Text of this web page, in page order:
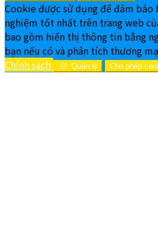
Cookie được sử dụng để đảm bảo
nghiệm tốt nhất trên trang web
bao gồm hiển thị thông tin bằng
bạn nếu có và phân tích thương
Chính sách
Quản lý Cho phép